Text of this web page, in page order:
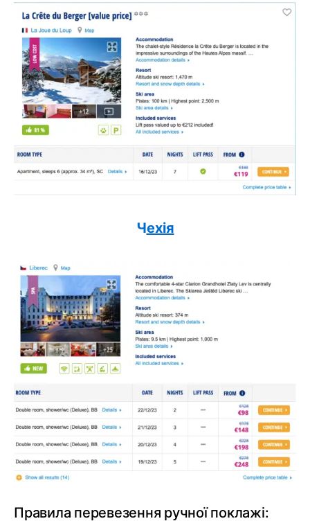
Чехія
Правила перевезення ручної поклажі: